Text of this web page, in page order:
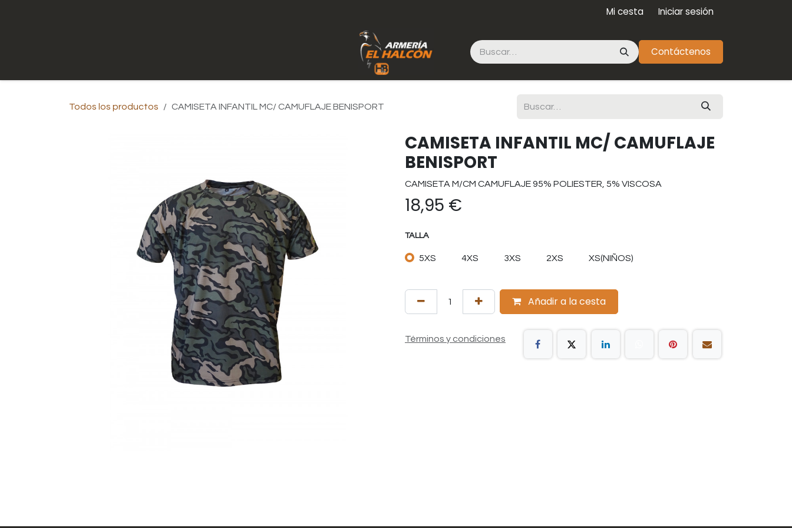
Mi cesta Iniciar sesión
Contáctenos
Todos los productos CAMISETA INFANTIL MC/ CAMUFLAJE BENISPORT
CAMISETA INFANTIL MC/ CAMUFLAJE
BENISPORT
CAMISETA M/CM CAMUFLAJE 95% POLIESTER, 5% VISCOSA
18,95 €
TALLA
5XS 4XS 3XS 2XS XS(NIÑOS)
Añadir a la cesta
Términos y condiciones